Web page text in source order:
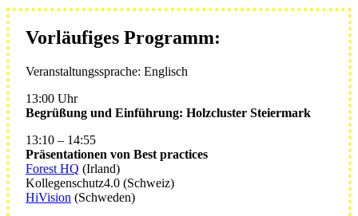
Vorläufiges Programm:
Veranstaltungssprache: Englisch
13:00 Uhr
Begrüßung und Einführung: Holzcluster Steiermark
13:10 – 14:55
Präsentationen von Best practices
Forest HQ (Irland)
Kollegenschutz4.0 (Schweiz)
HiVision (Schweden)